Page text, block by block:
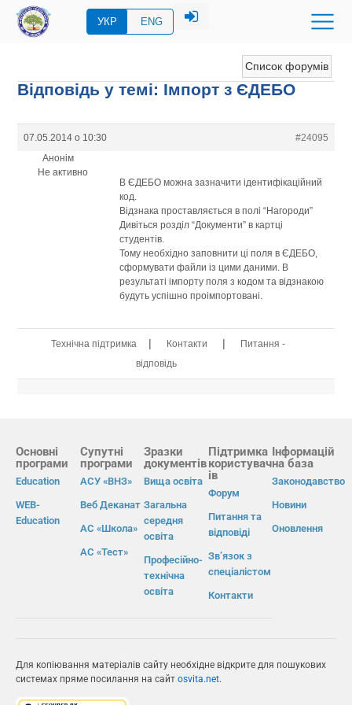
УКР ENG
Список форумів
Відповідь у темі: Імпорт з ЄДЕБО
07.05.2014 о 10:30
#24095
Анонім
Не активно
В ЄДЕБО можна зазначити ідентифікаційний
код.
Відзнака проставляється в полі “Нагороди”
Дивіться розділ “Документи” в картці
студентів.
Тому необхідно заповнити ці поля в ЄДЕБО,
сформувати файли із цими даними. В
результаті імпорту поля з кодом та відзнакою
будуть успішно проімпортовані.
Технічна підтримка | Контакти |
Питання -
відповідь
Основні
програми
Education
WEB-
Education
Супутні
програми
АСУ «ВНЗ»
Веб Деканат
АС «Школа»
АС «Тест»
Зразки
документів
Вища освіта
Загальна
середня
освіта
Професійно-
технічна
освіта
Підтримка
користувач
ів
Форум
Питання та
відповіді
Зв’язок з
спеціалістом
Контакти
Інформацій
на база
Законодавство
Новини
Оновлення
Для копіювання матеріалів сайту необхідне відкрите для пошукових
системах пряме посилання на сайт osvita.net.